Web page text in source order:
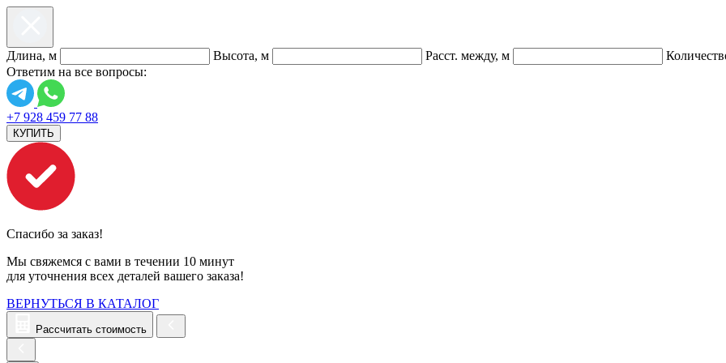
Длина, м Высота, м Расст. между, м
Ответим на все вопросы:
+7 928 459 77 88
КУПИТЬ
Спасибо за заказ!
Мы свяжемся с вами в течении 10 минут
для уточнения всех деталей вашего заказа!
ВЕРНУТЬСЯ В КАТАЛОГ
Рассчитать стоимость